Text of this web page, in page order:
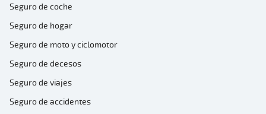
Seguro de coche
Seguro de hogar
Seguro de moto y ciclomotor
Seguro de decesos
Seguro de viajes
Seguro de accidentes